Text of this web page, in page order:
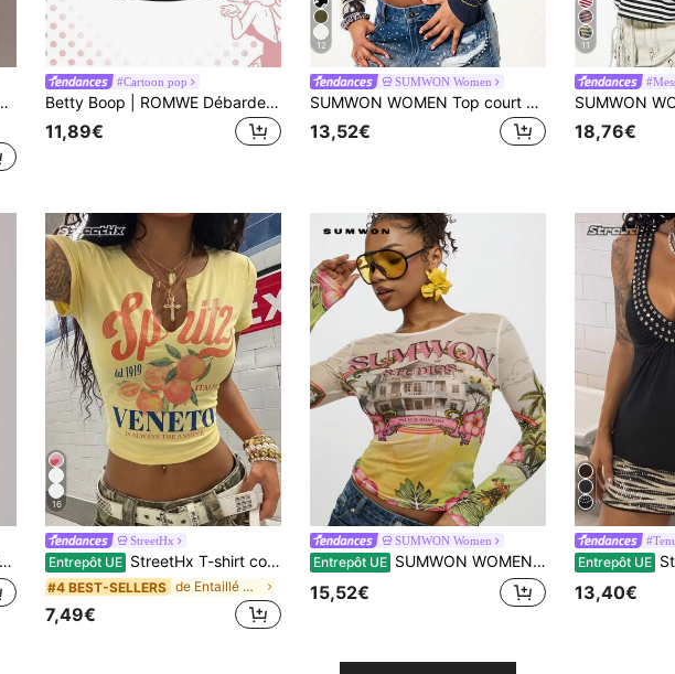
#Cartoon pop
Betty Boop | ROMWE Débardeur moulant avec rivets métalliques sexy Y2K
11,89€
12
SUMWON Women
SUMWON WOMEN Top court à manches longues, col en V, marine, avec graphiques en texte jaune et patchs sur les manches. Mode décontractée streetwear pour l'automne et l'hiver.
13,52€
11
18,76€
16
StreetHx
Entrepôt UE StreetHx T-shirt court d'été pour femmes, T-shirt court dévoilant le ventre avec motif de fruits cocktail orange jaune style Y2K, T-shirt bébé col en V avec découpe VENETO d'Italie
#4 BEST-SELLERS de Entaillé Hauts, chemisiers et t-shirts pour fem
7,49€
SUMWON Women
Entrepôt UE SUMWON WOMEN Chemise à manches longues en maille à boutons avec imprimé de scène hawaïenne. Fleurs d'hibiscus, maison de plage d'été, collection de palmiers. Top tropical léger et aéré pour l'île
15,52€
Entrepôt UE
13,40€